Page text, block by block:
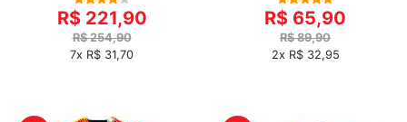
R$ 221,90
R$ 254,90
7x R$ 31,70
R$ 65,90
R$ 89,90
2x R$ 32,95